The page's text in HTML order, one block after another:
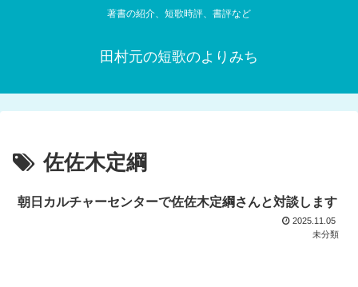
著書の紹介、短歌時評、書評など
田村元の短歌のよりみち
佐佐木定綱
朝日カルチャーセンターで佐佐木定綱さんと対談します
2025.11.05
未分類